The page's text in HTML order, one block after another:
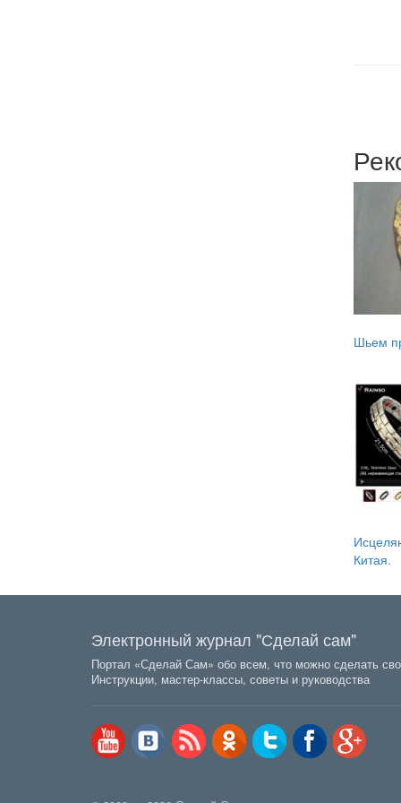
Шьем
Китая.
Электронный журнал "Сделай сам"
Портал «Сделай Сам» обо всем, что можно сделать
Инструкции, мастер-классы, советы и руководства